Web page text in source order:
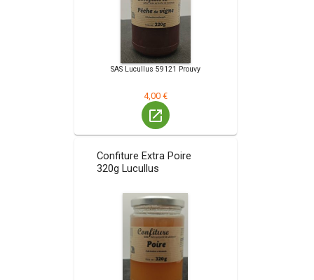
SAS Lucullus 59121 Prouvy
4,00 €
launch
Confiture Extra Poire
320g Lucullus